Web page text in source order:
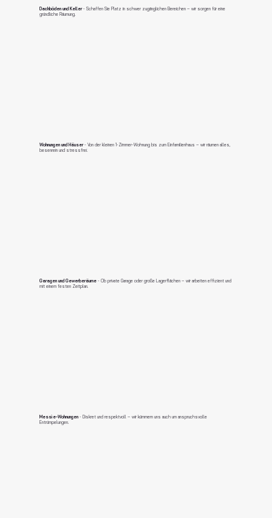
Dachböden und Keller- Schaffen Sie Platz in schwer zugänglichen Bereichen – wir sorgen für eine
gründliche Räumung.
Wohnungen und Häuser- Von der kleinen 1-Zimmer-Wohnung bis zum Einfamilienhaus – wir räumen alles,
besenrein und stressfrei.
Garagen und Gewerberäume - Ob private Garage oder große Lagerflächen – wir arbeiten effizient und
mit einem festen Zeitplan.
Messie-Wohnungen - Diskret und respektvoll – wir kümmern uns auch um anspruchsvolle
Entrümpelungen.